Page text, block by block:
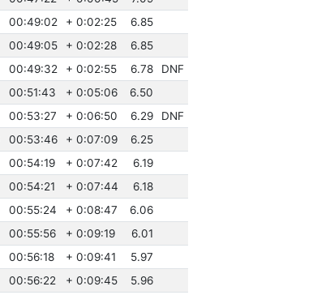
00:49:02 + 0:02:25
6.85
00:49:05 + 0:02:28
6.85
00:49:32 + 0:02:55 6.78
DNF
00:51:43 + 0:05:06
6.50
00:53:27 + 0:06:50 6.29
DNF
00:53:46 + 0:07:09
6.25
00:54:19 + 0:07:42
6.19
00:54:21 + 0:07:44
6.18
00:55:24 + 0:08:47
6.06
00:55:56 + 0:09:19
6.01
00:56:18 + 0:09:41
5.97
00:56:22 + 0:09:45
5.96